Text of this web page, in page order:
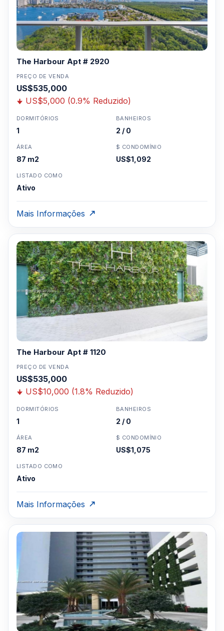
The Harbour Apt # 2920
PREÇO DE VENDA
US$535,000
US$5,000 (0.9% Reduzido)
DORMITÓRIOS
1
BANHEIROS
2 / 0
ÁREA
87 m2
$ CONDOMÍNIO
US$1,092
LISTADO COMO
Ativo
Mais Informações
The Harbour Apt # 1120
PREÇO DE VENDA
US$535,000
US$10,000 (1.8% Reduzido)
DORMITÓRIOS
1
BANHEIROS
2 / 0
ÁREA
87 m2
$ CONDOMÍNIO
US$1,075
LISTADO COMO
Ativo
Mais Informações